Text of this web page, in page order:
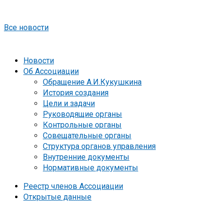
Все новости
Новости
Об Ассоциации
Обращение А.И.Кукушкина
История создания
Цели и задачи
Руководящие органы
Контрольные органы
Совещательные органы
Структура органов управления
Внутренние документы
Нормативные документы
Реестр членов Ассоциации
Открытые данные